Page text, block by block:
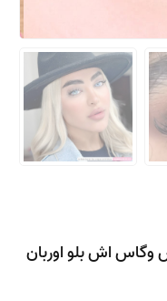
وگاس اش بلو اوربان